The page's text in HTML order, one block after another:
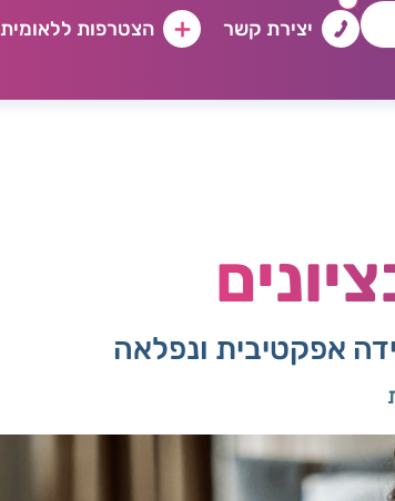
יצירת קשר הצטרפות ללאומית
אפקטיבית ונפלאה